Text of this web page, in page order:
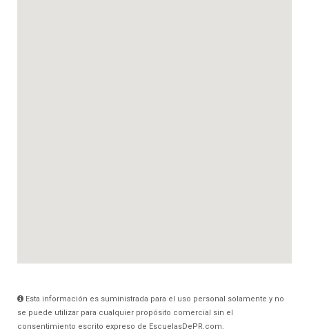
Esta información es suministrada para el uso personal solamente y no
se puede utilizar para cualquier propósito comercial sin el
consentimiento escrito expreso de EscuelasDePR.com.